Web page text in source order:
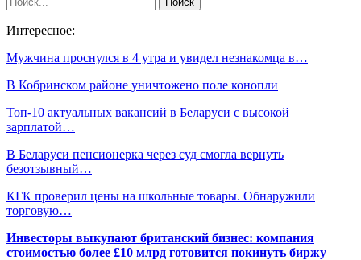
Интересное:
Мужчина проснулся в 4 утра и увидел незнакомца в…
В Кобринском районе уничтожено поле конопли
Топ-10 актуальных вакансий в Беларуси с высокой
зарплатой…
В Беларуси пенсионерка через суд смогла вернуть
безотзывный…
КГК проверил цены на школьные товары. Обнаружили
торговую…
Инвесторы выкупают британский бизнес: компания
стоимостью более £10 млрд готовится покинуть биржу